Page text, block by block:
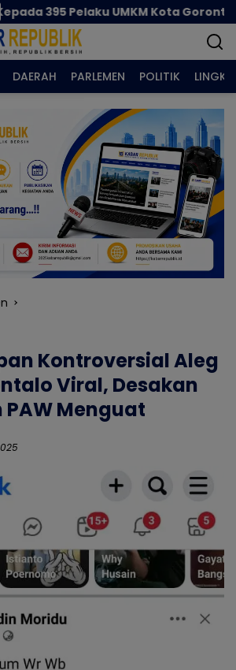
UMKM Kota Gorontalo
DAERAH PARLEMEN POLITIK
Kontroversial Aleg
Viral, Desakan
PAW Menguat